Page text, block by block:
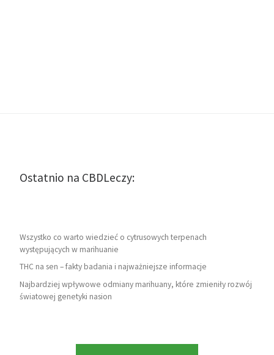
Ostatnio na CBDLeczy:
Wszystko co warto wiedzieć o cytrusowych terpenach
występujących w marihuanie
THC na sen – fakty badania i najważniejsze informacje
Najbardziej wpływowe odmiany marihuany, które zmieniły rozwój
światowej genetyki nasion